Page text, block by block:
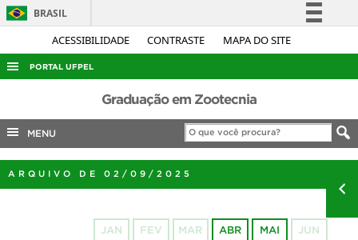
ACESSIBILIDADE CONTRASTE MAPA DO SITE
BRASIL
Simplifique!
Legislação
Canais
PORTAL UFPEL
ACESSO À INFORMAÇÃO
AUDITORIA
COBALTO
CONCURSOS
Graduação em Zootecnia
MENU
ARQUIVO DE 02/09/2025
JAN FEV MAR ABR MAI JUN